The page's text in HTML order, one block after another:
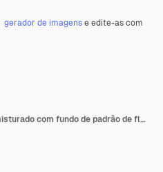
gerador de imagense edite-as com
Líquido branco abstrato misturado com fundo de padrão de fluxo azulado